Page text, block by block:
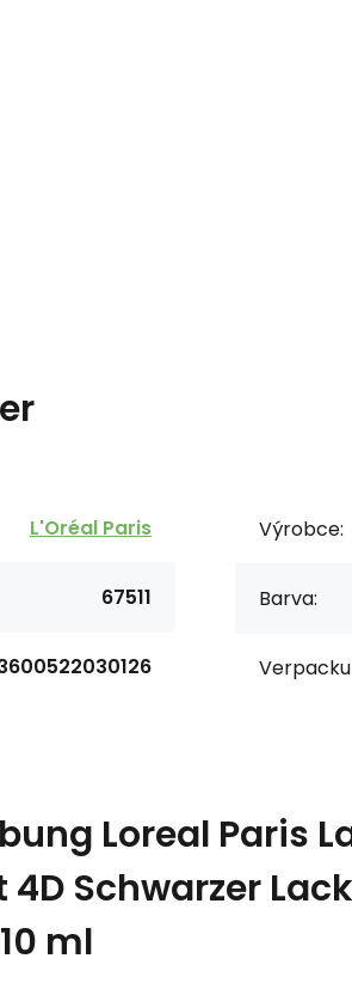
L'Oréal Paris
67511
Výrobce:
Barva:
Loreal Paris
Schwarzer
ml